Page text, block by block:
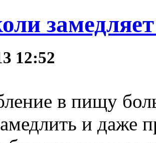
12:52
в пищу
и даже